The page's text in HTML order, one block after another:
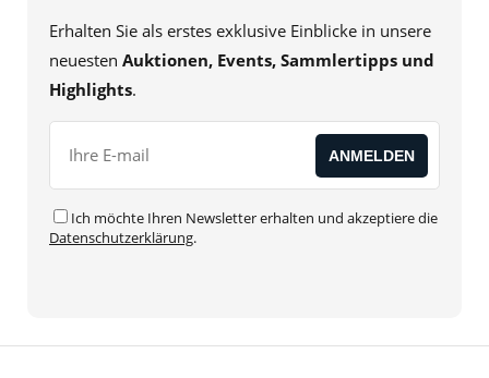
Erhalten Sie als erstes exklusive Einblicke in unsere
neuesten Auktionen, Events, Sammlertipps und
Highlights.
Ich möchte Ihren Newsletter erhalten und akzeptiere die
Datenschutzerklärung.